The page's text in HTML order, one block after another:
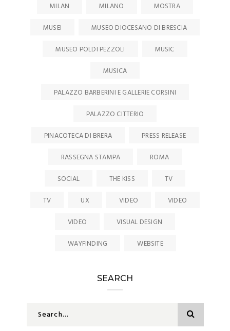
MILAN
MILANO
MOSTRA
MUSEI
MUSEO DIOCESANO DI BRESCIA
MUSEO POLDI PEZZOLI
MUSIC
MUSICA
PALAZZO BARBERINI E GALLERIE CORSINI
PALAZZO CITTERIO
PINACOTECA DI BRERA
PRESS RELEASE
RASSEGNA STAMPA
ROMA
SOCIAL
THE KISS
TV
TV
UX VIDEO
VIDEO
VIDEO
VISUAL DESIGN
WAYFINDING
WEBSITE
SEARCH